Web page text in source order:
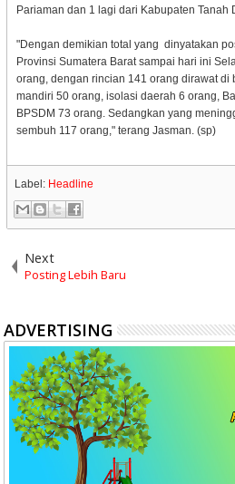
Pariaman dan 1 lagi dari Kabupaten Tanah
"Dengan demikian total yang dinyatakan
Provinsi Sumatera Barat sampai hari ini
orang, dengan rincian 141 orang dirawat di
mandiri 50 orang, isolasi daerah 6 orang,
BPSDM 73 orang. Sedangkan yang
sembuh 117 orang," terang Jasman. (sp)
Label: Headline
Next
Posting Lebih Baru
ADVERTISING